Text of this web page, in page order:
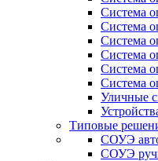
Система
Система
Система
Система
Система
Система
Уличные
Типовые
СОУЭ
СОУЭ